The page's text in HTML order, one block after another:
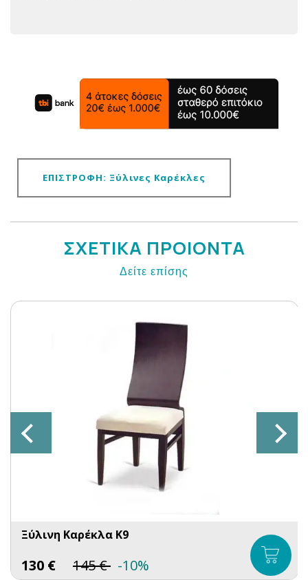
ΕΠΙΣΤΡΟΦΗ: Ξύλινες Καρέκλες
ΣΧΕΤΙΚΑ ΠΡΟΙΟΝΤΑ
Δείτε επίσης
Ξύλινη Καρέκλα K9
130 € 145€ -10%